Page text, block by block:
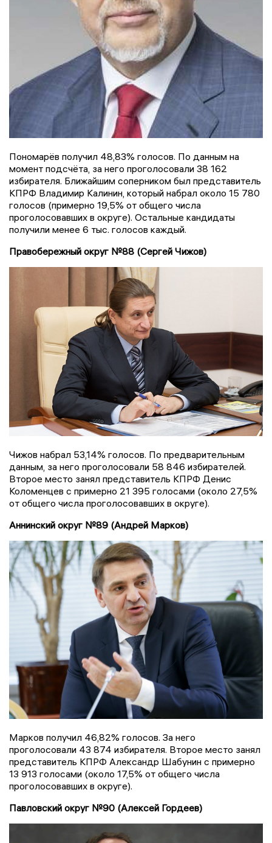
Пономарёв получил 48,83% голосов. По данным на
момент подсчёта, за него проголосовали 38 162
избирателя. Ближайшим соперником был представитель
КПРФ Владимир Калинин, который набрал около 15 780
голосов (примерно 19,5% от общего числа
проголосовавших в округе). Остальные кандидаты
получили менее 6 тыс. голосов каждый.
Правобережный округ №88 (Сергей Чижов)
Чижов набрал 53,14% голосов. По предварительным
данным, за него проголосовали 58 846 избирателей.
Второе место занял представитель КПРФ Денис
Коломенцев с примерно 21 395 голосами (около 27,5%
от общего числа проголосовавших в округе).
Аннинский округ №89 (Андрей Марков)
Марков получил 46,82% голосов. За него
проголосовали 43 874 избирателя. Второе место занял
представитель КПРФ Александр Шабунин с примерно
13 913 голосами (около 17,5% от общего числа
проголосовавших в округе).
Павловский округ №90 (Алексей Гордеев)